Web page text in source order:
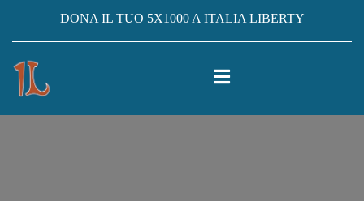
DONA IL TUO 5X1000 A ITALIA LIBERTY